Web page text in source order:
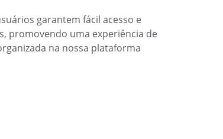
garantem fácil acesso e
promovendo uma experiência de
na nossa plataforma